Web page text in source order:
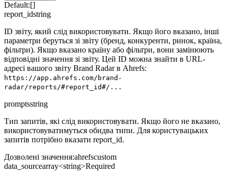
Default:[]
report_idstring
ID звіту, який слід використовувати. Якщо його вказано, інші
параметри беруться зі звіту (бренд, конкуренти, ринок, країна,
фільтри). Якщо вказано країну або фільтри, вони замінюють
відповідні значення зі звіту. Цей ID можна знайти в URL-
адресі вашого звіту Brand Radar в Ahrefs:
https://app.ahrefs.com/brand-
radar/reports/#report_id#/...
promptsstring
Тип запитів, які слід використовувати. Якщо його не вказано,
використовуватимуться обидва типи. Для користувацьких
запитів потрібно вказати report_id.
Дозволені значення:ahrefscustom
data_sourcearray<string>Required